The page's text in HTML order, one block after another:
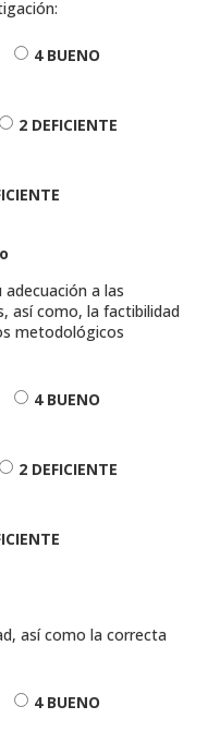
4 BUENO
2 DEFICIENTE
a las
así como, la factibilidad
metodológicos
4 BUENO
2 DEFICIENTE
así como la correcta
4 BUENO